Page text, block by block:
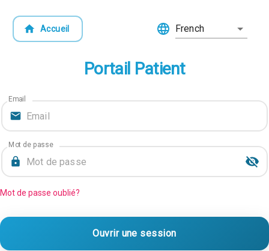
Accueil French
Portail Patient
Email
Mot de passe
Mot de passe oublié?
Ouvrir une session